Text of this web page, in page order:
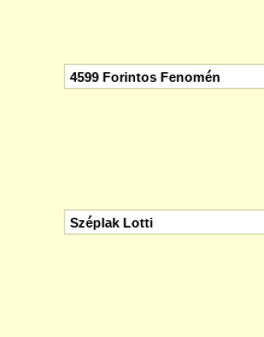
4599 Forintos Fenomén
Széplak Lotti